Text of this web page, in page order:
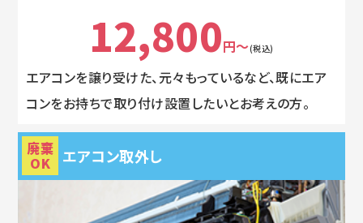
12,800円～(税込)
エアコンを譲り受けた、元々もっているなど、既にエア
コンをお持ちで取り付け設置したいとお考えの方。
廃棄
OK エアコン取外し